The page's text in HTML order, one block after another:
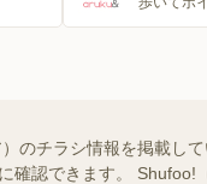
のチラシ情報を掲載し
確認できます。